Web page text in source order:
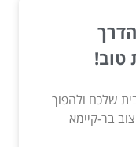
טוב!
שלכם ולהפוך
בר-קיימא